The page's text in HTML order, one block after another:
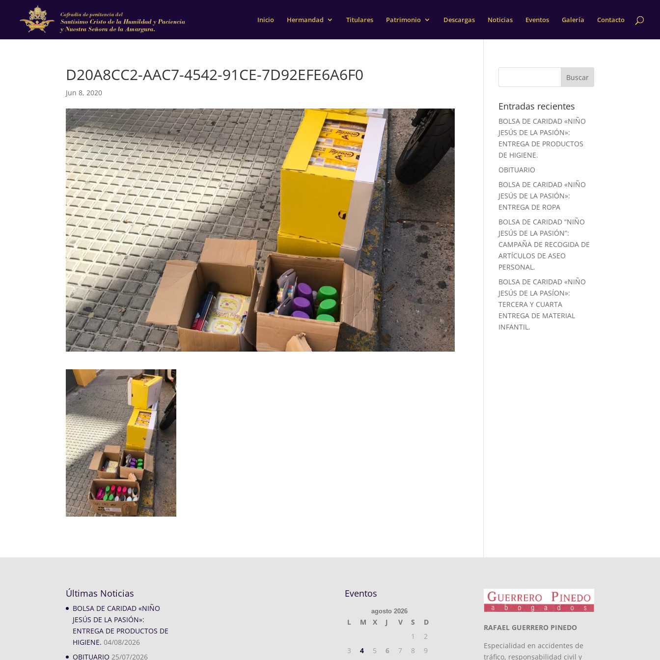
Inicio Hermandad Titulares Patrimonio Descargas Noticias Eventos Galería Contacto
D20A8CC2-AAC7-4542-91CE-7D92EFE6A6F0
Jun 8, 2020
Entradas recientes
BOLSA DE CARIDAD «NIÑO
JESÚS DE LA PASIÓN»:
ENTREGA DE PRODUCTOS
DE HIGIENE.
OBITUARIO
BOLSA DE CARIDAD «NIÑO
JESÚS DE LA PASIÓN»:
ENTREGA DE ROPA
BOLSA DE CARIDAD “NIÑO
JESÚS DE LA PASIÓN”:
CAMPAÑA DE RECOGIDA DE
ARTÍCULOS DE ASEO
PERSONAL.
BOLSA DE CARIDAD «NIÑO
JESÚS DE LA PASÍON»:
TERCERA Y CUARTA
ENTREGA DE MATERIAL
INFANTIL.
Últimas Noticias
BOLSA DE CARIDAD «NIÑO
JESÚS DE LA PASIÓN»:
ENTREGA DE PRODUCTOS DE
HIGIENE. 04/08/2026
OBITUARIO 25/07/2026
Eventos
agosto 2026
L M X J V S
D
1
2
3
4 5 6 7 8 9
RAFAEL GUERRERO PINEDO
Especialidad en accidentes de
tráfico, responsabilidad civil y